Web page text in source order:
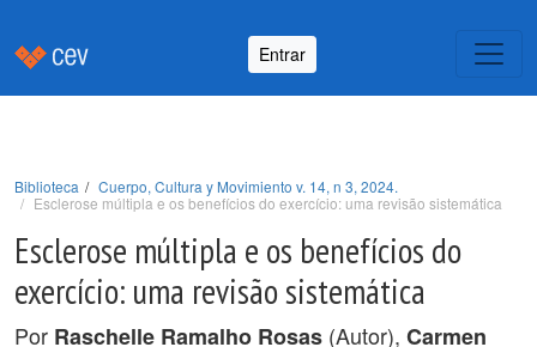
Entrar
Biblioteca
Cuerpo, Cultura y Movimiento v. 14, n 3, 2024.
Esclerose múltipla e os benefícios do exercício: uma revisão sistemática
Esclerose múltipla e os benefícios do
exercício: uma revisão sistemática
Por Raschelle Ramalho Rosas (Autor), Carmen